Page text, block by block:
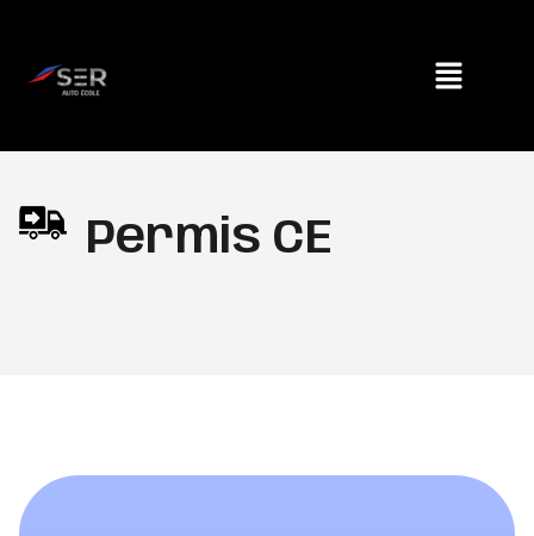
Permis CE